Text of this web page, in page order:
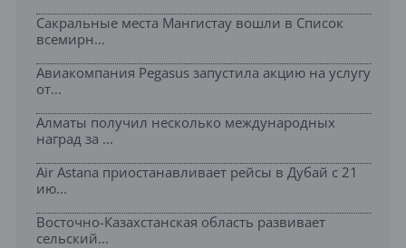
Сакральные места Мангистау вошли в Список
всемирн...
Авиакомпания Pegasus запустила акцию на услугу
от...
Алматы получил несколько международных
наград за ...
Air Astana приостанавливает рейсы в Дубай с 21
ию...
Восточно-Казахстанская область развивает
сельский...